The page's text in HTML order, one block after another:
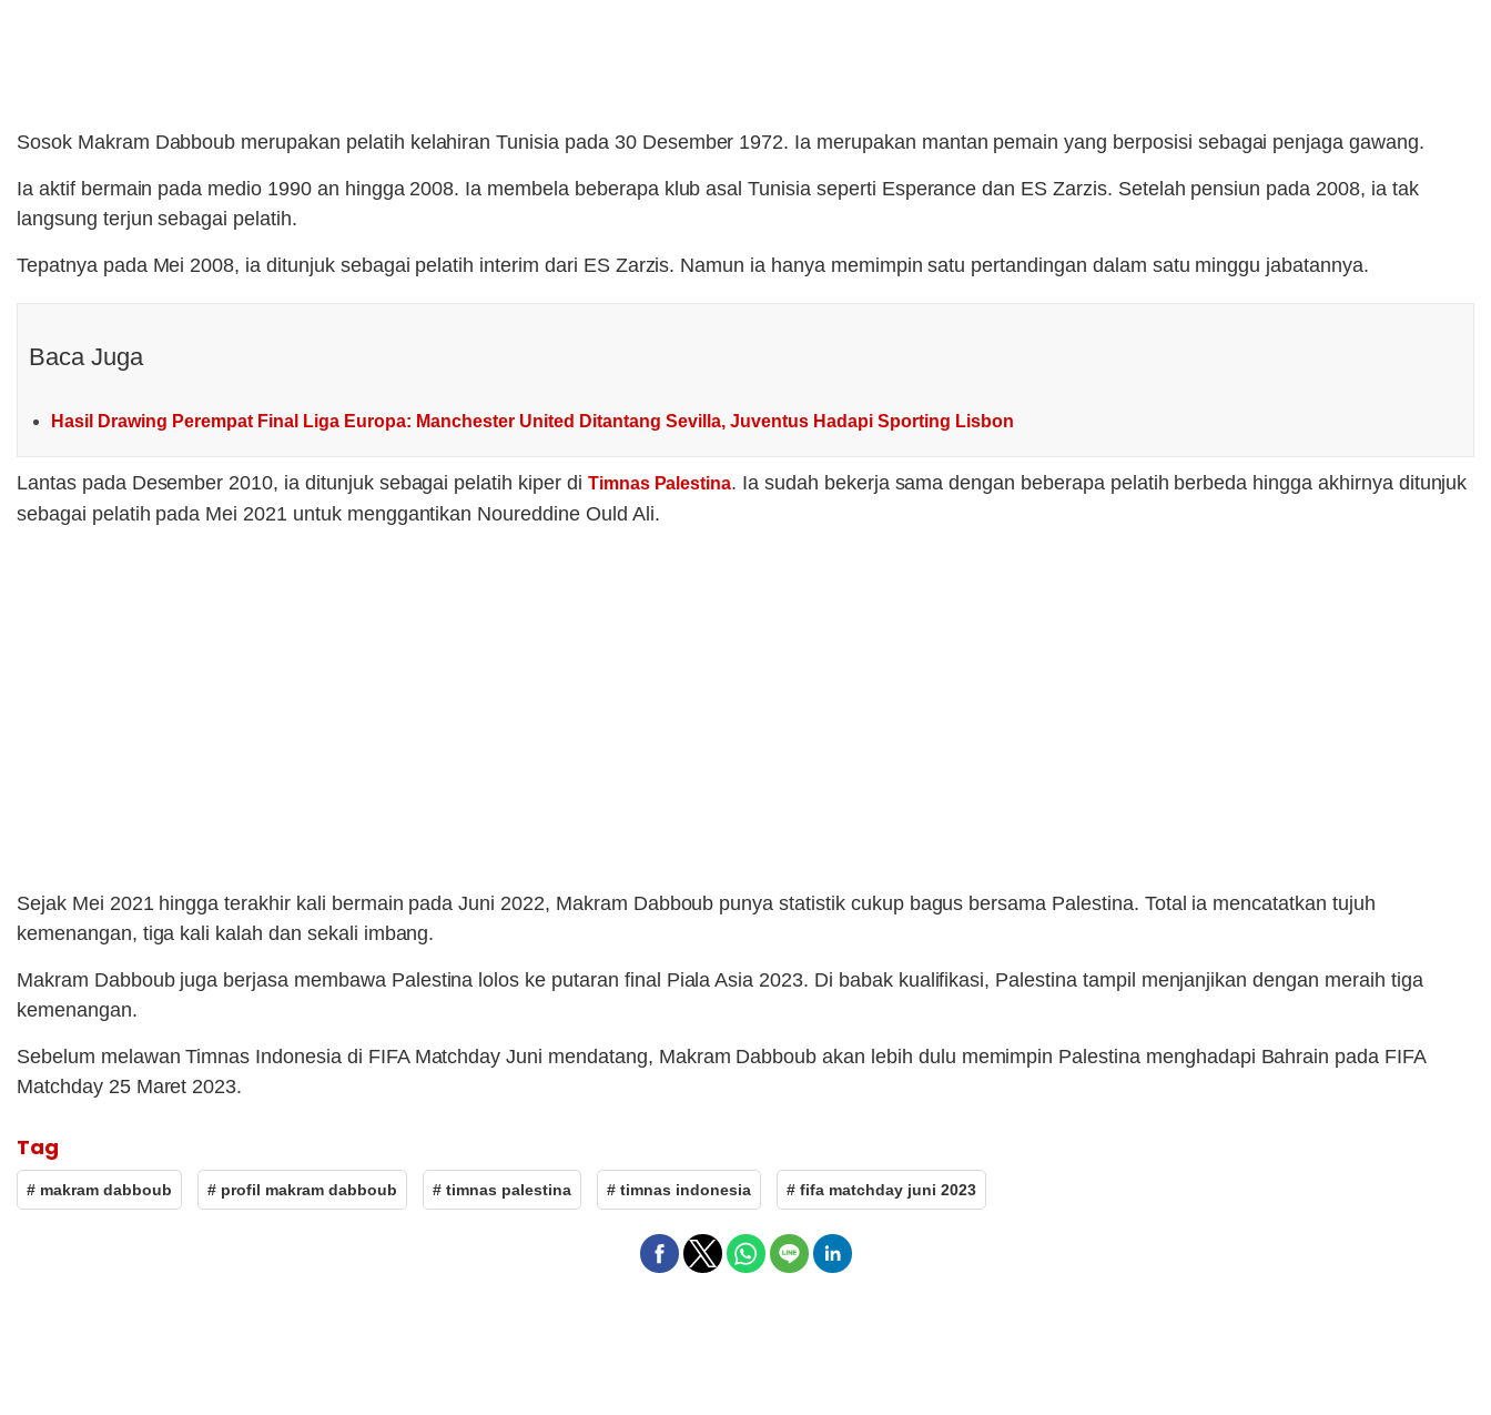
Sosok Makram Dabboub merupakan pelatih kelahiran Tunisia pada 30 Desember 1972. Ia merupakan mantan pemain yang berposisi sebagai penjaga gawang.
Ia aktif bermain pada medio 1990 an hingga 2008. Ia membela beberapa klub asal Tunisia seperti Esperance dan ES Zarzis. Setelah pensiun pada 2008, ia tak
langsung terjun sebagai pelatih.
Tepatnya pada Mei 2008, ia ditunjuk sebagai pelatih interim dari ES Zarzis. Namun ia hanya memimpin satu pertandingan dalam satu minggu jabatannya.
Baca Juga
Hasil Drawing Perempat Final Liga Europa: Manchester United Ditantang Sevilla, Juventus Hadapi Sporting Lisbon
Lantas pada Desember 2010, ia ditunjuk sebagai pelatih kiper di Timnas Palestina. Ia sudah bekerja sama dengan beberapa pelatih berbeda hingga akhirnya ditunjuk
sebagai pelatih pada Mei 2021 untuk menggantikan Noureddine Ould Ali.
Sejak Mei 2021 hingga terakhir kali bermain pada Juni 2022, Makram Dabboub punya statistik cukup bagus bersama Palestina. Total ia mencatatkan tujuh
kemenangan, tiga kali kalah dan sekali imbang.
Makram Dabboub juga berjasa membawa Palestina lolos ke putaran final Piala Asia 2023. Di babak kualifikasi, Palestina tampil menjanjikan dengan meraih tiga
kemenangan.
Sebelum melawan Timnas Indonesia di FIFA Matchday Juni mendatang, Makram Dabboub akan lebih dulu memimpin Palestina menghadapi Bahrain pada FIFA
Matchday 25 Maret 2023.
Tag
# makram dabboub # profil makram dabboub # timnas palestina # timnas indonesia # fifa matchday juni 2023